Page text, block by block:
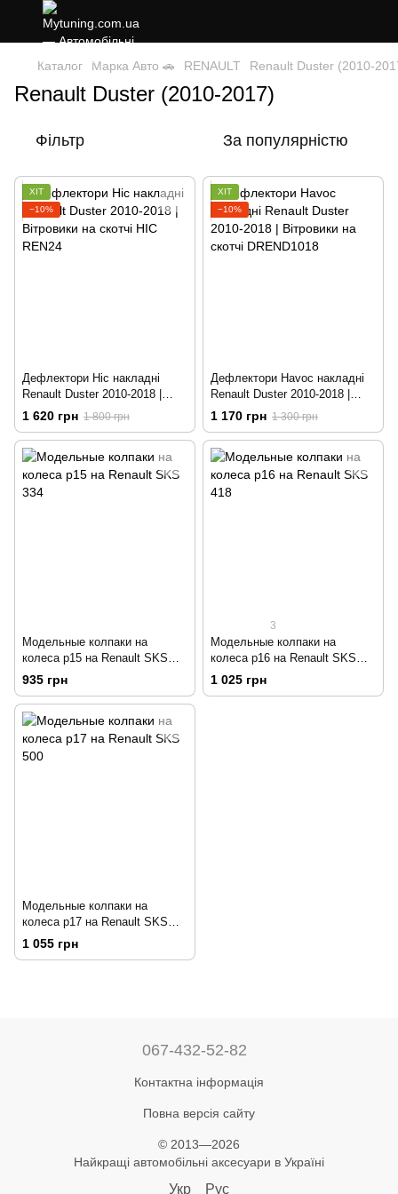
Каталог Марка Авто 🚗 RENAULT Renault Duster (2010-
Renault Duster (2010-2017)
Фільтр За популярністю
ХІТ
−10%
Дефлектори Hic накладні
Renault Duster 2010-2018 |
Вітровики на скотчі HIC
1 620 грн 1 800 грн
ХІТ
−10%
Дефлектори Havoc накладні
Renault Duster 2010-2018 |
Вітровики на скотчі
DREND1018
1 170 грн 1 300 грн
Модельные колпаки на
колеса р15 на Renault SKS
334
935 грн
3
Модельные колпаки на
колеса р16 на Renault SKS
418
1 025 грн
Модельные колпаки на
колеса р17 на Renault SKS
500
1 055 грн
067-432-52-82
Контактна інформація
Повна версія сайту
© 2013—2026
Найкращі автомобільні аксесуари в Україні
Укр Рус